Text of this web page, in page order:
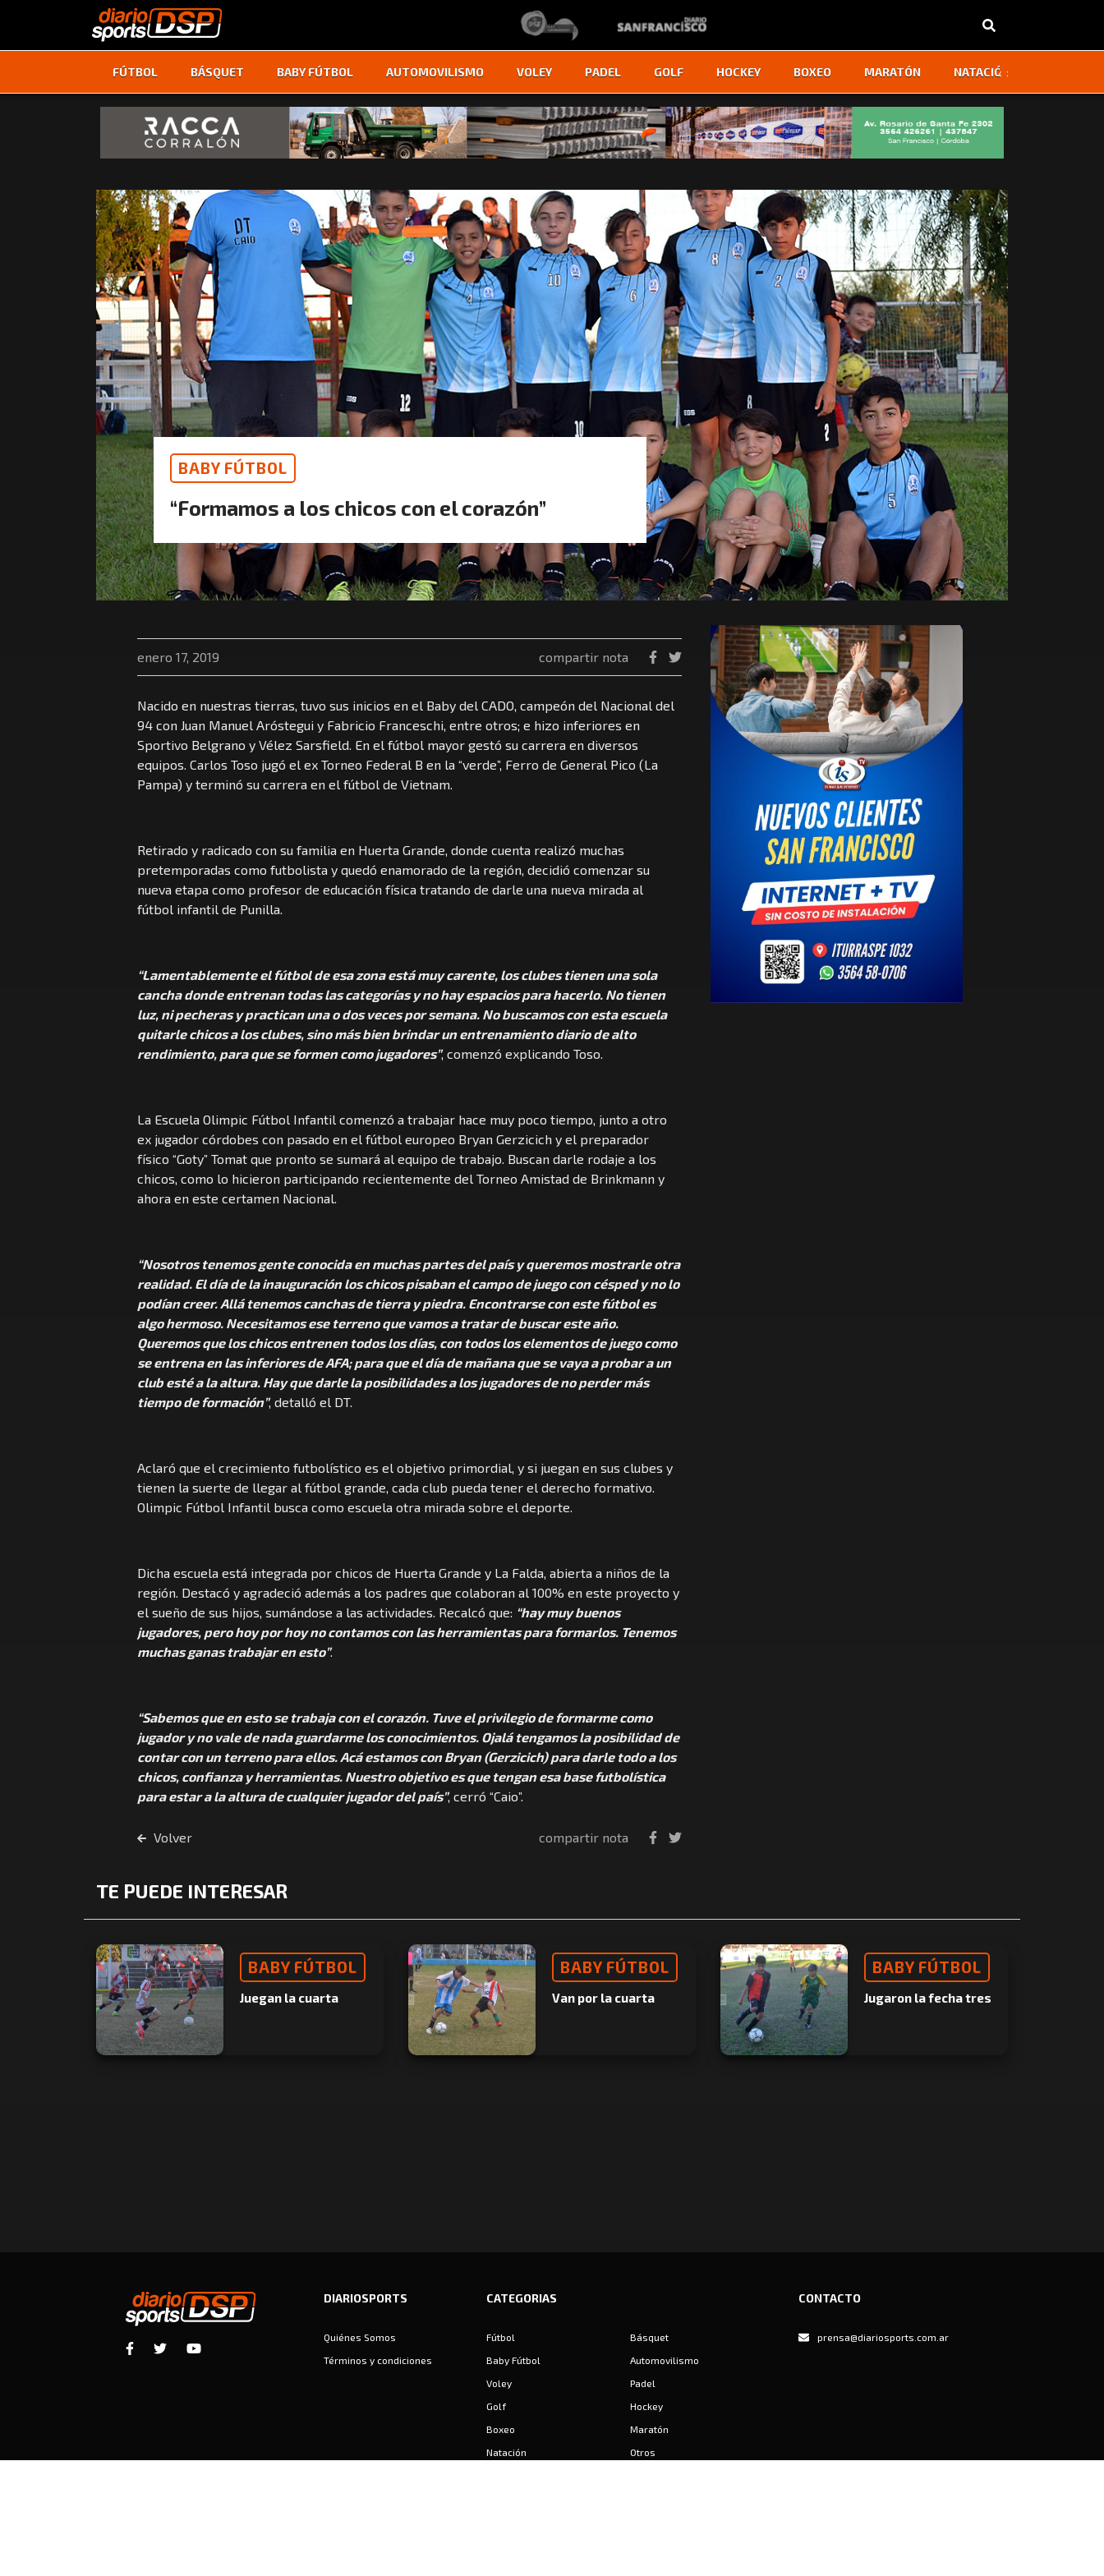
FÚTBOL BÁSQUET BABY FÚTBOL AUTOMOVILISMO VOLEY PADEL GOLF HOCKEY BOXEO MARATÓN NATACIÓN
‹ ›
BABY FÚTBOL
“Formamos a los chicos con el corazón”
enero 17, 2019 compartir nota
Nacido en nuestras tierras, tuvo sus inicios en el Baby del CADO, campeón del Nacional del
94 con Juan Manuel Aróstegui y Fabricio Franceschi, entre otros; e hizo inferiores en
Sportivo Belgrano y Vélez Sarsfield. En el fútbol mayor gestó su carrera en diversos
equipos. Carlos Toso jugó el ex Torneo Federal B en la “verde”, Ferro de General Pico (La
Pampa) y terminó su carrera en el fútbol de Vietnam.
Retirado y radicado con su familia en Huerta Grande, donde cuenta realizó muchas
pretemporadas como futbolista y quedó enamorado de la región, decidió comenzar su
nueva etapa como profesor de educación física tratando de darle una nueva mirada al
fútbol infantil de Punilla.
“Lamentablemente el fútbol de esa zona está muy carente, los clubes tienen una sola
cancha donde entrenan todas las categorías y no hay espacios para hacerlo. No tienen
luz, ni pecheras y practican una o dos veces por semana. No buscamos con esta escuela
quitarle chicos a los clubes, sino más bien brindar un entrenamiento diario de alto
rendimiento, para que se formen como jugadores”, comenzó explicando Toso.
La Escuela Olimpic Fútbol Infantil comenzó a trabajar hace muy poco tiempo, junto a otro
ex jugador córdobes con pasado en el fútbol europeo Bryan Gerzicich y el preparador
físico “Goty” Tomat que pronto se sumará al equipo de trabajo. Buscan darle rodaje a los
chicos, como lo hicieron participando recientemente del Torneo Amistad de Brinkmann y
ahora en este certamen Nacional.
“Nosotros tenemos gente conocida en muchas partes del país y queremos mostrarle otra
realidad. El día de la inauguración los chicos pisaban el campo de juego con césped y no lo
podían creer. Allá tenemos canchas de tierra y piedra. Encontrarse con este fútbol es
algo hermoso. Necesitamos ese terreno que vamos a tratar de buscar este año.
Queremos que los chicos entrenen todos los días, con todos los elementos de juego como
se entrena en las inferiores de AFA; para que el día de mañana que se vaya a probar a un
club esté a la altura. Hay que darle la posibilidades a los jugadores de no perder más
tiempo de formación”, detalló el DT.
Aclaró que el crecimiento futbolístico es el objetivo primordial, y si juegan en sus clubes y
tienen la suerte de llegar al fútbol grande, cada club pueda tener el derecho formativo.
Olimpic Fútbol Infantil busca como escuela otra mirada sobre el deporte.
Dicha escuela está integrada por chicos de Huerta Grande y La Falda, abierta a niños de la
región. Destacó y agradeció además a los padres que colaboran al 100% en este proyecto y
el sueño de sus hijos, sumándose a las actividades. Recalcó que: “hay muy buenos
jugadores, pero hoy por hoy no contamos con las herramientas para formarlos. Tenemos
muchas ganas trabajar en esto”.
“Sabemos que en esto se trabaja con el corazón. Tuve el privilegio de formarme como
jugador y no vale de nada guardarme los conocimientos. Ojalá tengamos la posibilidad de
contar con un terreno para ellos. Acá estamos con Bryan (Gerzicich) para darle todo a los
chicos, confianza y herramientas. Nuestro objetivo es que tengan esa base futbolística
para estar a la altura de cualquier jugador del país”, cerró “Caio”.
Volver compartir nota
TE PUEDE INTERESAR
BABY FÚTBOL
Juegan la cuarta
BABY FÚTBOL
Van por la cuarta
BABY FÚTBOL
Jugaron la fecha tres
DIARIOSPORTS
Quiénes Somos
Términos y condiciones
CATEGORIAS
Fútbol
Básquet
Baby Fútbol
Automovilismo
Voley
Padel
Golf
Hockey
Boxeo
Maratón
Natación
Otros
CONTACTO
prensa@diariosports.com.ar